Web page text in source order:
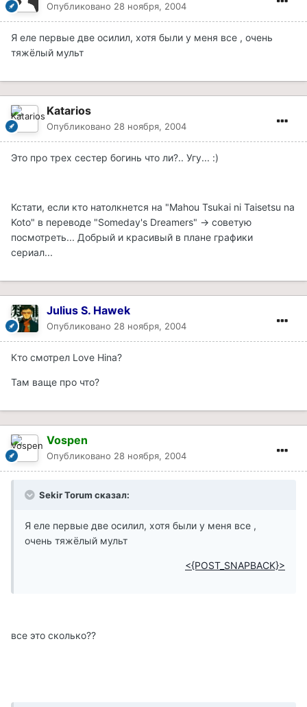
Опубликовано 28 ноября, 2004
Я еле первые две осилил, хотя были у меня все , очень
тяжёлый мульт
Katarios
Опубликовано 28 ноября, 2004
Это про трех сестер богинь что ли?.. Угу... :)
Кстати, если кто натолкнется на "Mahou Tsukai ni Taisetsu na
Koto" в переводе "Someday's Dreamers" -> советую
посмотреть... Добрый и красивый в плане графики
сериал...
Julius S. Hawek
Опубликовано 28 ноября, 2004
Кто смотрел Love Hina?
Там ваще про что?
Vospen
Опубликовано 28 ноября, 2004
Sekir Torum сказал:
Я еле первые две осилил, хотя были у меня все ,
очень тяжёлый мульт
<{POST_SNAPBACK}>
все это сколько??